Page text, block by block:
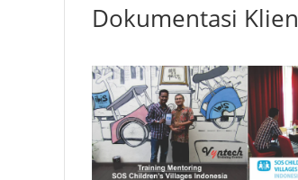
Dokumentasi Klien